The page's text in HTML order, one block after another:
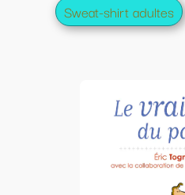
Sweat-shirt adultes